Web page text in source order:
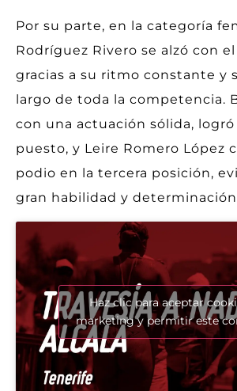
Por su parte, en la categoría
Rodríguez Rivero se alzó con
gracias a su ritmo constante y
largo de toda la competencia.
con una actuación sólida,
puesto, y Leire Romero López
podio en la tercera posición,
gran habilidad y
Haz clic para aceptar
marketing y permitir este